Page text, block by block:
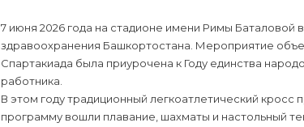
7 июня 2026 года на стадионе имени Римы
здравоохранения Башкортостана. Мероприятие
Спартакиада была приурочена к Году единства
работника.
В этом году традиционный легкоатлетический
программу вошли плавание, шахматы и настольный